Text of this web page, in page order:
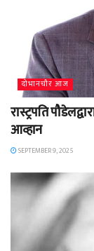
दाेभानचाैर आज
रास्ट्रपति
आव्हान
SEPTEMBER 9, 2025